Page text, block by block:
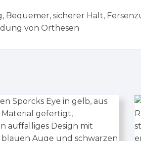
sicherer Halt,
von Orthesen